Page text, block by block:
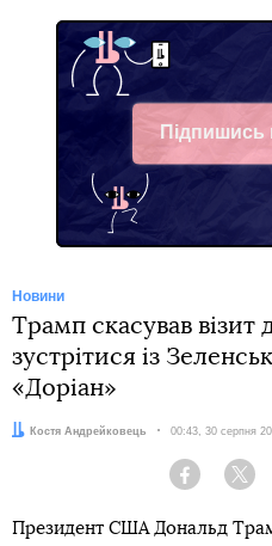
Підпишись
Facebook
Новини
Трамп скасував
зустрітися із
«Доріан»
Автор:Костя Андрейковець Дата:
00:43, 30 серпня
Facebook
Президент США Дональд